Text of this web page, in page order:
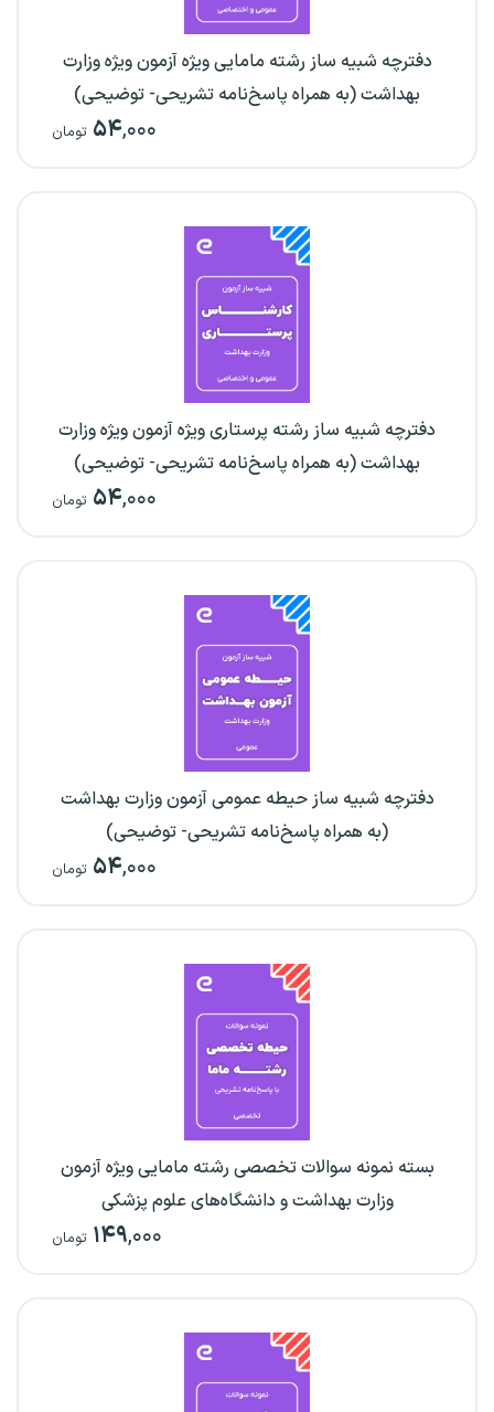
دفترچه شبیه ساز رشته مامایی ویژه آزمون ویژه وزارت
بهداشت (به همراه پاسخ‌نامه تشریحی- توضیحی)
۵۴,۰۰۰ تومان
دفترچه شبیه ساز رشته پرستاری ویژه آزمون ویژه وزارت
بهداشت (به همراه پاسخ‌نامه تشریحی- توضیحی)
۵۴,۰۰۰ تومان
دفترچه شبیه ساز حیطه عمومی آزمون وزارت بهداشت
(به همراه پاسخ‌نامه تشریحی- توضیحی)
۵۴,۰۰۰ تومان
بسته نمونه سوالات تخصصی رشته مامایی ویژه آزمون
وزارت بهداشت و دانشگاه‌های علوم پزشکی
۱۴۹,۰۰۰ تومان